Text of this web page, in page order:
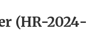
(HR-2024-